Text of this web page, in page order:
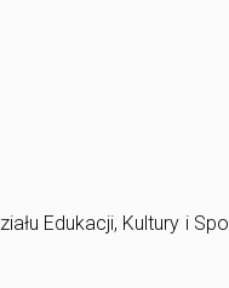
Edukacji, Kultury i